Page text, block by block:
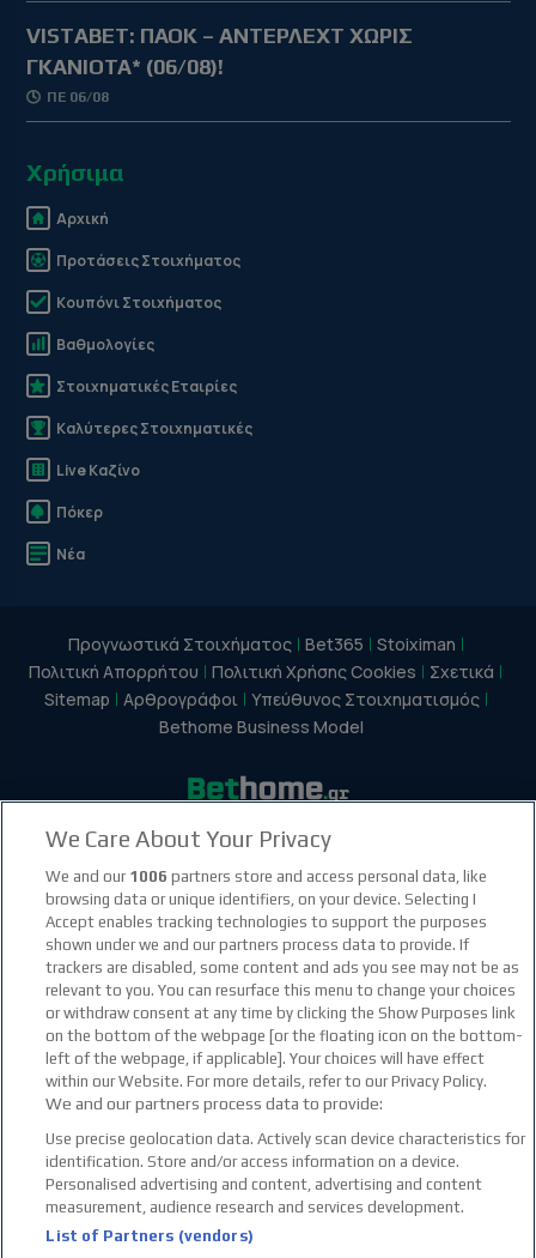
VISTABET: ΠΑΟΚ – ΑΝΤΕΡΛΕΧΤ ΧΩΡΙΣ
ΓΚΑΝΙΟΤΑ* (06/08)!
ΠΕ 06/08
Χρήσιμα
Αρχική
Προτάσεις Στοιχήματος
Κουπόνι Στοιχήματος
Βαθμολογίες
Στοιχηματικές Εταιρίες
Καλύτερες Στοιχηματικές
Live Καζίνο
Πόκερ
Νέα
Προγνωστικά Στοιχήματος Bet365
Stoiximan
Πολιτική Απορρήτου
Πολιτική Χρήσης Cookies
Σχετικά
Sitemap
Αρθρογράφοι
Υπεύθυνος Στοιχηματισμός
Bethome Business Model
instagram social link
youtube social link
tiktok social link
twitter social link
We Care About Your Privacy
We and our 1006 partners store and access personal data, like
browsing data or unique identifiers, on your device. Selecting I
Accept enables tracking technologies to support the purposes
shown under we and our partners process data to provide. If
trackers are disabled, some content and ads you see may not be as
relevant to you. You can resurface this menu to change your choices
or withdraw consent at any time by clicking the Show Purposes link
on the bottom of the webpage [or the floating icon on the bottom-
left of the webpage, if applicable]. Your choices will have effect
within our Website. For more details, refer to our Privacy Policy.
We and our partners process data to provide:
Use precise geolocation data. Actively scan device characteristics for
identification. Store and/or access information on a device.
Personalised advertising and content, advertising and content
measurement, audience research and services development.
List of Partners (vendors)